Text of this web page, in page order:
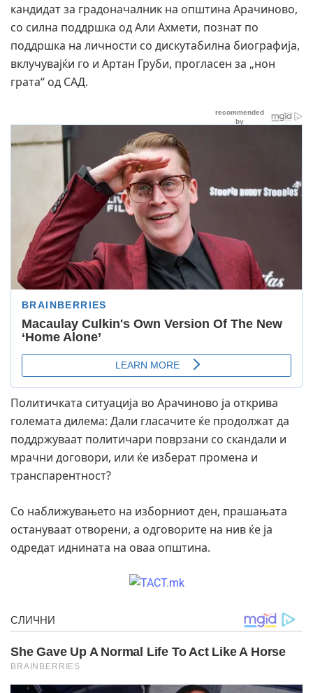
кандидат за градоначалник на општина Арачиново,
со силна поддршка од Али Ахмети, познат по
поддршка на личности со дискутабилна биографија,
вклучувајќи го и Артан Груби, прогласен за „нон
грата“ од САД.
Политичката ситуација во Арачиново ја открива
големата дилема: Дали гласачите ќе продолжат да
поддржуваат политичари поврзани со скандали и
мрачни договори, или ќе изберат промена и
транспарентност?
Со наближувањето на изборниот ден, прашањата
остануваат отворени, а одговорите на нив ќе ја
одредат иднината на оваа општина.